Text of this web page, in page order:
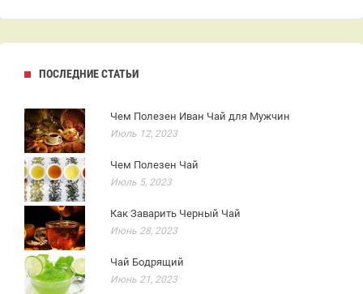
ПОСЛЕДНИЕ СТАТЬИ
Чем Полезен Иван Чай для Мужчин
Июль 12, 2023
Чем Полезен Чай
Июль 5, 2023
Как Заварить Черный Чай
Июнь 28, 2023
Чай Бодрящий
Июнь 21, 2023